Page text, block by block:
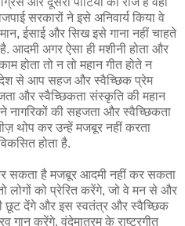
सरकारों ने इसे अनिवार्य किया वे
ईसाई और सिख इसे गाना नहीं चाहते
आदमी अगर ऐसा ही मशीनी होता और
होता तो न तो महान गीत होते न
देश से आप सहज और स्वैच्छिक प्रेम
और स्वैच्छिकता संस्कृति की महान
नागरिकों की सहजता और स्वैच्छिकता
थोप कर उन्हें मजबूर नहीं करता
होता है.
सकता है मजबूर आदमी नहीं कर सकता
को प्रेरित करेंगे, जो वे मन से और
देंगे और इस स्वतंत्र और स्वैच्छिक
गान करेंगे. वंदेमातरम् के राष्ट्रगीत